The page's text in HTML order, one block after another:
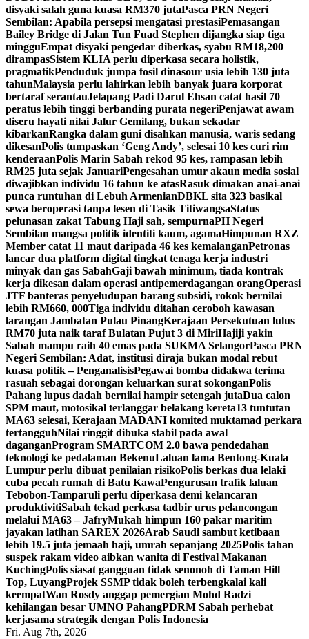
disyaki salah guna kuasa RM370 jutaPasca PRN Negeri
Sembilan: Apabila persepsi mengatasi prestasiPemasangan
Bailey Bridge di Jalan Tun Fuad Stephen dijangka siap tiga
mingguEmpat disyaki pengedar diberkas, syabu RM18,200
dirampasSistem KLIA perlu diperkasa secara holistik,
pragmatikPenduduk jumpa fosil dinasour usia lebih 130 juta
tahunMalaysia perlu lahirkan lebih banyak juara korporat
bertaraf serantauJelapang Padi Darul Ehsan catat hasil 70
peratus lebih tinggi berbanding purata negeriPenjawat awam
diseru hayati nilai Jalur Gemilang, bukan sekadar
kibarkanRangka dalam guni disahkan manusia, waris sedang
dikesanPolis tumpaskan ‘Geng Andy’, selesai 10 kes curi rim
kenderaanPolis Marin Sabah rekod 95 kes, rampasan lebih
RM25 juta sejak JanuariPengesahan umur akaun media sosial
diwajibkan individu 16 tahun ke atasRasuk dimakan anai-anai
punca runtuhan di Lebuh ArmenianDBKL sita 323 basikal
sewa beroperasi tanpa lesen di Tasik TitiwangsaStatus
pelunasan zakat Tabung Haji sah, sempurnaPH Negeri
Sembilan mangsa politik identiti kaum, agamaHimpunan RXZ
Member catat 11 maut daripada 46 kes kemalanganPetronas
lancar dua platform digital tingkat tenaga kerja industri
minyak dan gas SabahGaji bawah minimum, tiada kontrak
kerja dikesan dalam operasi antipemerdagangan orangOperasi
JTF banteras penyeludupan barang subsidi, rokok bernilai
lebih RM660, 000Tiga individu ditahan ceroboh kawasan
larangan Jambatan Pulau PinangKerajaan Persekutuan lulus
RM70 juta naik taraf Bulatan Pujut 3 di MiriHajiji yakin
Sabah mampu raih 40 emas pada SUKMA SelangorPasca PRN
Negeri Sembilan: Adat, institusi diraja bukan modal rebut
kuasa politik – PenganalisisPegawai bomba didakwa terima
rasuah sebagai dorongan keluarkan surat sokonganPolis
Pahang lupus dadah bernilai hampir setengah jutaDua calon
SPM maut, motosikal terlanggar belakang kereta13 tuntutan
MA63 selesai, Kerajaan MADANI komited muktamad perkara
tertangguhNilai ringgit dibuka stabil pada awal
daganganProgram SMARTCOM 2.0 bawa pendedahan
teknologi ke pedalaman BekenuLaluan lama Bentong-Kuala
Lumpur perlu dibuat penilaian risikoPolis berkas dua lelaki
cuba pecah rumah di Batu KawaPengurusan trafik laluan
Tebobon-Tamparuli perlu diperkasa demi kelancaran
produktivitiSabah tekad perkasa tadbir urus pelancongan
melalui MA63 – JafryMukah himpun 160 pakar maritim
jayakan latihan SAREX 2026Arab Saudi sambut ketibaan
lebih 19.5 juta jemaah haji, umrah sepanjang 2025Polis tahan
suspek rakam video aibkan wanita di Festival Makanan
KuchingPolis siasat gangguan tidak senonoh di Taman Hill
Top, LuyangProjek SSMP tidak boleh terbengkalai kali
keempatWan Rosdy anggap pemergian Mohd Radzi
kehilangan besar UMNO PahangPDRM Sabah perhebat
kerjasama strategik dengan Polis Indonesia
Fri. Aug 7th, 2026